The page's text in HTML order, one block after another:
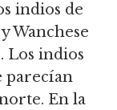
indios de
Wanchese
Los indios
parecían
En la